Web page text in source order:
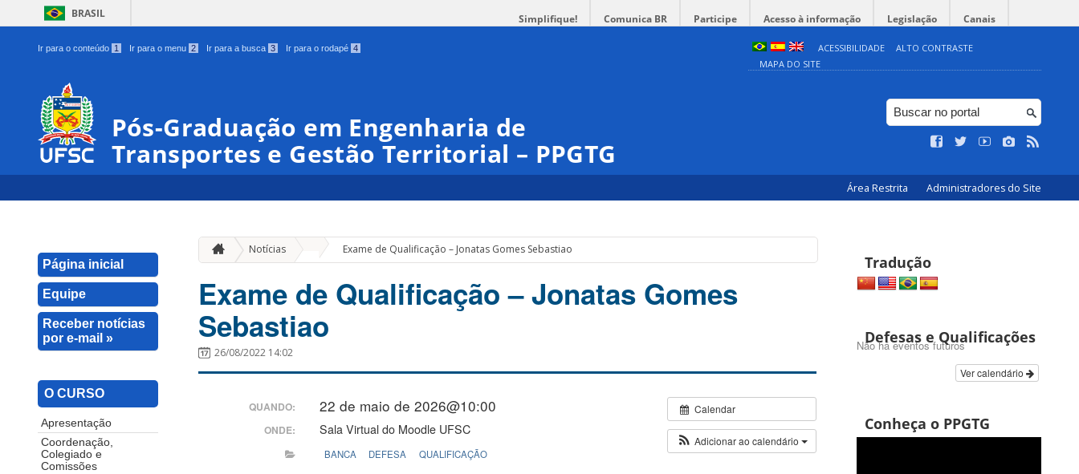
BRASIL Simplifique! Comunica BR Participe Acesso à informação Legislação Canais
Ir para o conteúdo 1 Ir para o menu 2 Ir para a busca 3 Ir para o rodapé 4 ACESSIBILIDADE
ALTO CONTRASTE
MAPA DO SITE
Pós-Graduação em Engenharia de
Transportes e Gestão Territorial – PPGTG
Área Restrita Administradores do Site
Página inicial
Equipe
Receber notícias
por e-mail »
O CURSO
Apresentação
Coordenação,
Colegiado e
Comissões
Notícias Exame de Qualificação – Jonatas Gomes Sebastiao
Exame de Qualificação – Jonatas Gomes
Sebastiao
26/08/2022 14:02
Calendar
Adicionar ao calendário
QUANDO: 22 de maio de 2026@10:00
ONDE: Sala Virtual do Moodle UFSC
BANCA DEFESA QUALIFICAÇÃO
Tradução
Defesas e Qualificações
Não há eventos futuros
Ver calendário
Conheça o PPGTG